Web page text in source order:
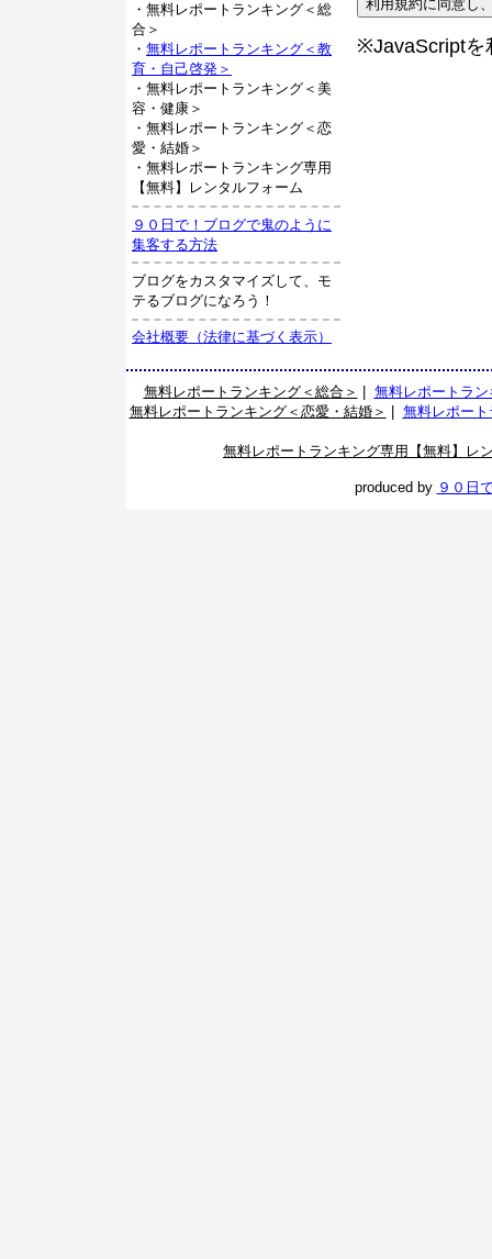
※JavaScriptを
・無料レポートランキング＜総
合＞
・ 無料レポートランキング＜教
育・自己啓発＞
・無料レポートランキング＜美
容・健康＞
・無料レポートランキング＜恋
愛・結婚＞
・無料レポートランキング専用
【無料】レンタルフォーム
９０日で！ブログで鬼のように
集客する方法
ブログをカスタマイズして、モ
テるブログになろう！
会社概要（法律に基づく表示）
無料レポートランキング＜総合＞
無料レポートラ
無料レポートランキング＜恋愛・結婚＞
無料レポー
無料レポートランキング専用【無料】レ
produced by ９０日